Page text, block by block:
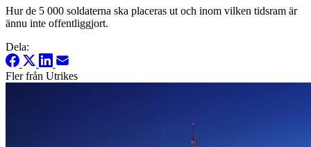
Hur de 5 000 soldaterna ska placeras ut och inom vilken tidsram är
ännu inte offentliggjort.
Dela:
Fler från Utrikes